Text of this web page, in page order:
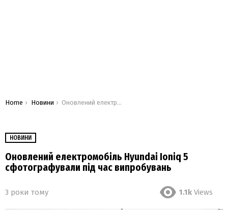
You are here:
Home Новини Оновлений електромобіль Hyundai Ioniq 5 сфотографували під час випробувань
НОВИНИ
Оновлений електромобіль Hyundai Ioniq 5
сфотографували під час випробувань
3 роки тому 1.1k Views